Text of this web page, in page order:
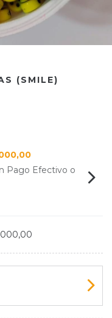
(SMILE)
Pago Efectivo o